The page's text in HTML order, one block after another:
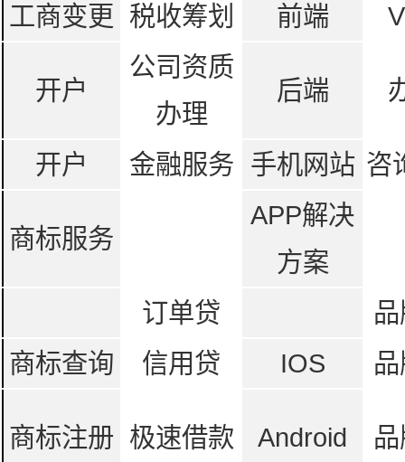
工商变更
税收筹划 前端
开户
公司资质
办理
后端
开户 金融服务 手机网站 咨
商标服务
APP解决
方案
订单贷
商标查询
信用贷 IOS
商标注册 极速借款 Android